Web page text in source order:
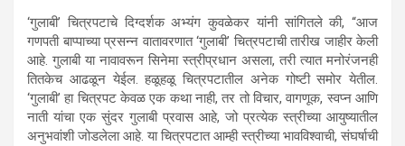
‘गुलाबी’ चित्रपटाचे दिग्दर्शक अभ्यंग कुवळेकर यांनी सांगितले की, “आज
गणपती बाप्पाच्या प्रसन्न वातावरणात ‘गुलाबी’ चित्रपटाची तारीख जाहीर केली
आहे. गुलाबी या नावावरून सिनेमा स्त्रीप्रधान असला, तरी त्यात मनोरंजनही
तितकेच आढळून येईल. हळूहळू चित्रपटातील अनेक गोष्टी समोर येतील.
‘गुलाबी’ हा चित्रपट केवळ एक कथा नाही, तर तो विचार, वागणूक, स्वप्न आणि
नाती यांचा एक सुंदर गुलाबी प्रवास आहे, जो प्रत्येक स्त्रीच्या आयुष्यातील
अनुभवांशी जोडलेला आहे. या चित्रपटात आम्ही स्त्रीच्या भावविश्वाची, संघर्षाची